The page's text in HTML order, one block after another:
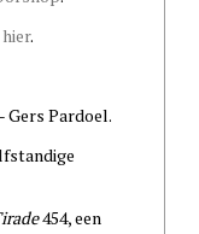
hier.
Gers Pardoel.
454, een